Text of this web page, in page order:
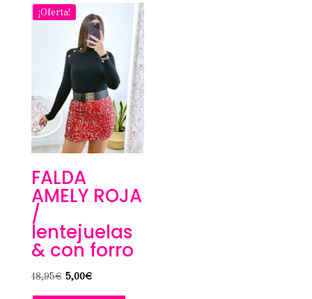
¡Oferta!
FALDA
AMELY ROJA
/
lentejuelas
& con forro
18,95€ El
5,00€El